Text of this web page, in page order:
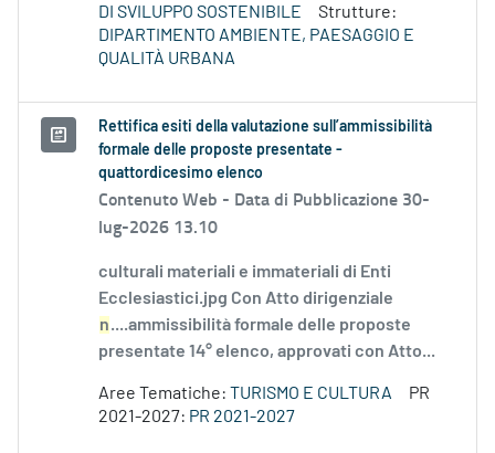
DI SVILUPPO SOSTENIBILE
Strutture:
DIPARTIMENTO AMBIENTE, PAESAGGIO E
QUALITÀ URBANA
Rettifica esiti della valutazione sull’ammissibilità
formale delle proposte presentate -
quattordicesimo elenco
Contenuto Web - Data di Pubblicazione 30-
lug-2026 13.10
culturali materiali e immateriali di Enti
Ecclesiastici.jpg Con Atto dirigenziale
n....ammissibilità formale delle proposte
presentate 14° elenco, approvati con Atto...
Aree Tematiche: TURISMO E CULTURA
PR
2021-2027: PR 2021-2027